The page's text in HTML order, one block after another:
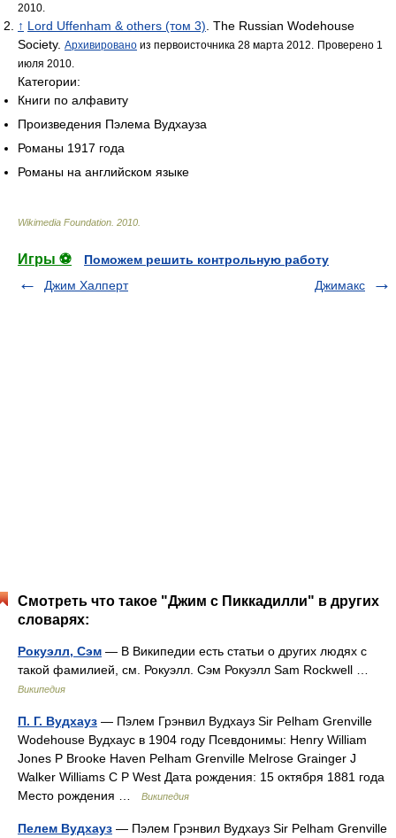
2010.
↑ Lord Uffenham & others (том 3) . The Russian Wodehouse
Society. Архивировано из первоисточника 28 марта 2012.
Проверено 1
июля 2010.
Категории:
Книги по алфавиту
Произведения Пэлема Вудхауза
Романы 1917 года
Романы на английском языке
Wikimedia Foundation 2010
Игры ⚽
Поможем решить контрольную работу
Джим Халперт
Джимакс
Смотреть что такое "Джим с Пиккадилли" в других
словарях:
Рокуэлл, Сэм — В Википедии есть статьи о других людях с
такой фамилией, см. Рокуэлл. Сэм Рокуэлл Sam Rockwell …
Википедия
П. Г. Вудхауз — Пэлем Грэнвил Вудхауз Sir Pelham Grenville
Wodehouse Вудхаус в 1904 году Псевдонимы: Henry William
Jones P Brooke Haven Pelham Grenville Melrose Grainger J
Walker Williams C P West Дата рождения: 15 октября 1881 года
Место рождения …
Википедия
Пелем Вудхауз — Пэлем Грэнвил Вудхауз Sir Pelham Grenville